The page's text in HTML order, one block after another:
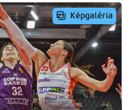
Képgaléria